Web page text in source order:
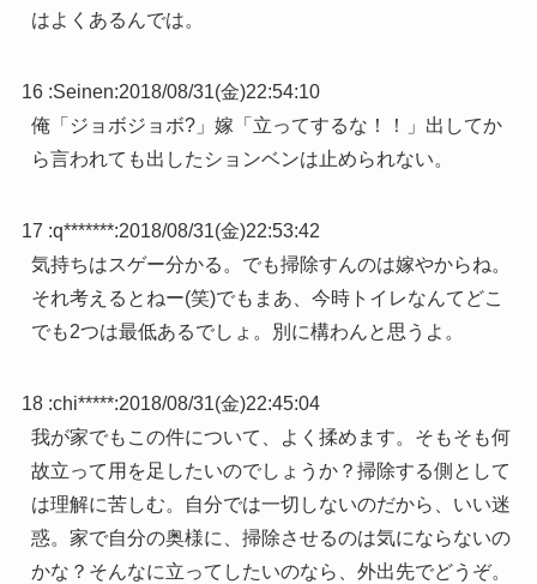
はよくあるんでは。
16 :Seinen:2018/08/31(金)22:54:10
俺「ジョボジョボ?」嫁「立ってするな！！」出してか
ら言われても出したションベンは止められない。
17 :q*******:2018/08/31(金)22:53:42
気持ちはスゲー分かる。でも掃除すんのは嫁やからね。
それ考えるとねー(笑)でもまあ、今時トイレなんてどこ
でも2つは最低あるでしょ。別に構わんと思うよ。
18 :chi*****:2018/08/31(金)22:45:04
我が家でもこの件について、よく揉めます。そもそも何
故立って用を足したいのでしょうか？掃除する側として
は理解に苦しむ。自分では一切しないのだから、いい迷
惑。家で自分の奥様に、掃除させるのは気にならないの
かな？そんなに立ってしたいのなら、外出先でどうぞ。